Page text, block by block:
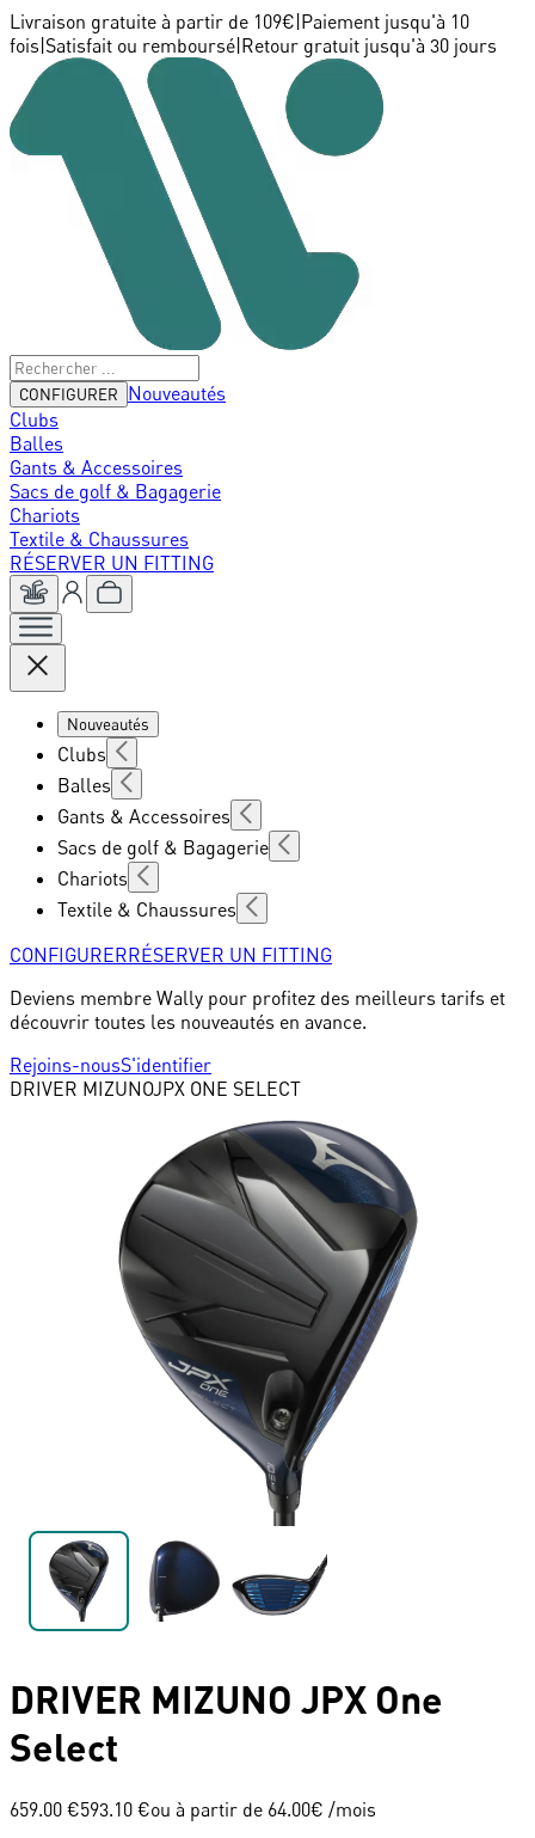
Livraison gratuite à partir de 109€ Paiement jusqu'à 10
fois Satisfait ou remboursé Retour gratuit jusqu'à 30 jours
CONFIGURER
Nouveautés
Clubs
Balles
Gants & Accessoires
Sacs de golf & Bagagerie
Chariots
Textile & Chaussures
RÉSERVER UN FITTING
Nouveautés
Clubs
Balles
Gants & Accessoires
Sacs de golf & Bagagerie
Chariots
Textile & Chaussures
CONFIGURERRÉSERVER UN FITTING
Deviens membre Wally pour profitez des meilleurs tarifs et
découvrir toutes les nouveautés en avance.
Rejoins-nousS'identifier
DRIVER MIZUNOJPX ONE SELECT
DRIVER MIZUNO JPX One
Select
659.00 €593.10 €ou à partir de 64.00€ /mois